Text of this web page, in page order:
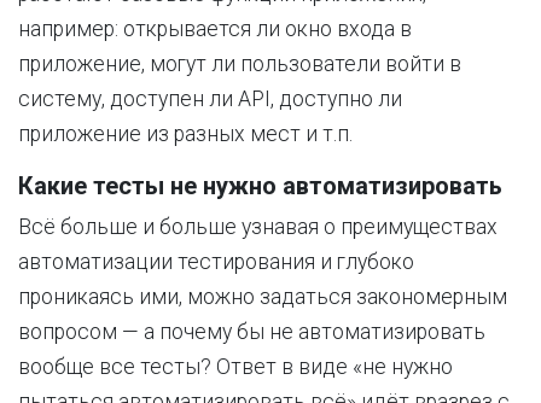
например: открывается ли окно входа в
приложение, могут ли пользователи войти в
систему, доступен ли API, доступно ли
приложение из разных мест и т.п.
Какие тесты не нужно автоматизировать
Всё больше и больше узнавая о преимуществах
автоматизации тестирования и глубоко
проникаясь ими, можно задаться закономерным
вопросом — а почему бы не автоматизировать
вообще все тесты? Ответ в виде «не нужно